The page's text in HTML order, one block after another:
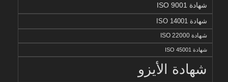
شهادة ISO 9001
شهادة ISO 14001
شهادة ISO 22000
شهادة ISO 45001
شهادة الأيزو